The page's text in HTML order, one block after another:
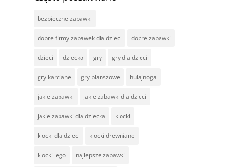
bezpieczne zabawki
dobre firmy zabawek dla dzieci dobre zabawki
dzieci dziecko gry gry dla dzieci
gry karciane gry planszowe hulajnoga
jakie zabawki jakie zabawki dla dzieci
jakie zabawki dla dziecka klocki
klocki dla dzieci klocki drewniane
klocki lego najlepsze zabawki